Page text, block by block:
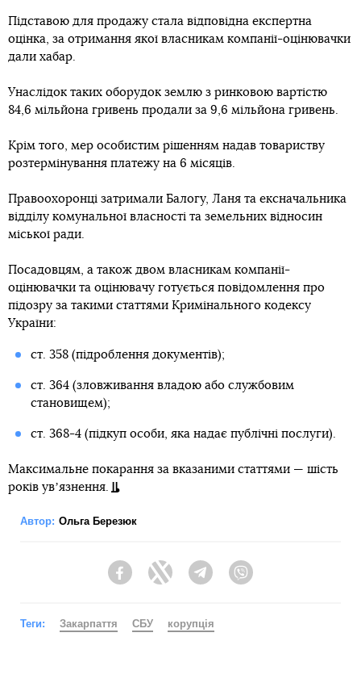
Підставою для продажу стала відповідна експертна
оцінка, за отримання якої власникам компанії-оцінювачки
дали хабар.
Унаслідок таких оборудок землю з ринковою вартістю
84,6 мільйона гривень продали за 9,6 мільйона гривень.
Крім того, мер особистим рішенням надав товариству
розтермінування платежу на 6 місяців.
Правоохоронці затримали Балогу, Ланя та ексначальника
відділу комунальної власності та земельних відносин
міської ради.
Посадовцям, а також двом власникам компанії-
оцінювачки та оцінювачу готується повідомлення про
підозру за такими статтями Кримінального кодексу
України:
ст. 358 (підроблення документів);
ст. 364 (зловживання владою або службовим
становищем);
ст. 368-4 (підкуп особи, яка надає публічні послуги).
Максимальне покарання за вказаними статтями — шість
років увʼязнення.
Автор: Ольга Березюк
FacebookTwitter Telegram
Теги: Закарпаття СБУ корупція